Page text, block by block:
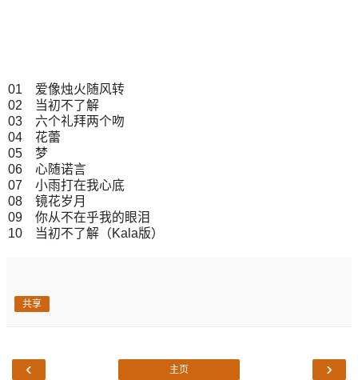
01 爱像烛火随风转
02 当初不了解
03 六个礼拜两个吻
04 花蕾
05 梦
06 心随诺言
07 小雨打在我心底
08 镜花岁月
09 你从不在乎我的眼泪
10 当初不了解（Kala版）
共享
‹ ›
主页